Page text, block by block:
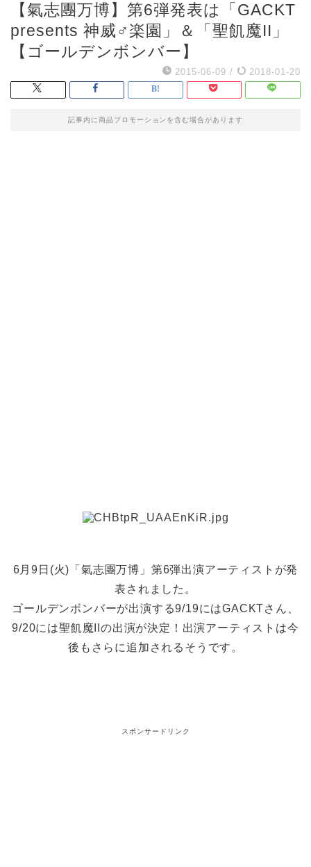
【氣志團万博】第6弾発表は「GACKT
presents 神威♂楽園」＆「聖飢魔II」
【ゴールデンボンバー】
2015-06-09 / 2018-01-20
記事内に商品プロモーションを含む場合があります
6月9日(火)「氣志團万博」第6弾出演アーティストが発
表されました。
ゴールデンボンバーが出演する9/19にはGACKTさん、
9/20には聖飢魔IIの出演が決定！出演アーティストは今
後もさらに追加されるそうです。
スポンサードリンク